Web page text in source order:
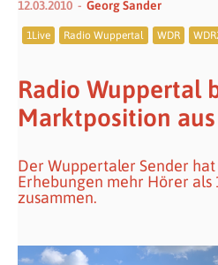
12.03.2010 Georg Sander
1Live Radio Wuppertal WDR
Radio Wuppertal
Marktposition aus
Der Wuppertaler Sender
Erhebungen mehr Hörer als
zusammen.